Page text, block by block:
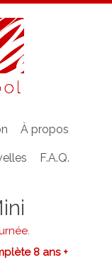
À propos
F.A.Q.
8 ans +